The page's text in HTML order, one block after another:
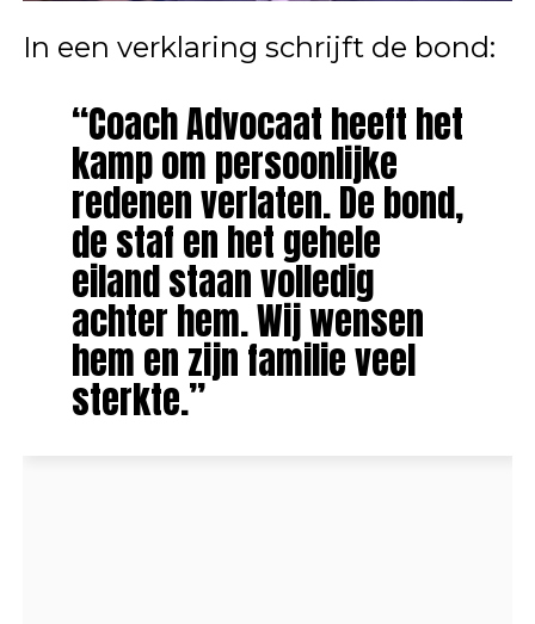
In een verklaring schrijft de bond:
“Coach Advocaat heeft het
kamp om persoonlijke
redenen verlaten. De bond,
de staf en het gehele
eiland staan volledig
achter hem. Wij wensen
hem en zijn familie veel
sterkte.”